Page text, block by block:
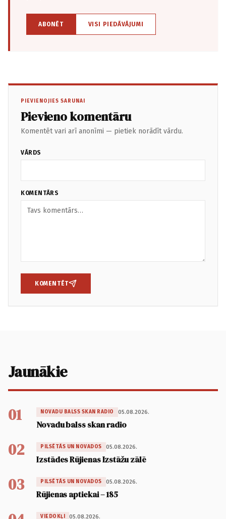
ABONĒT VISI PIEDĀVĀJUMI
PIEVIENOJIES SARUNAI
Pievieno komentāru
Komentēt vari arī anonīmi — pietiek norādīt vārdu.
VĀRDS
KOMENTĀRS
KOMENTĒT
Jaunākie
01 NOVADU BALSS SKAN RADIO 05.08.2026.
Novadu balss skan radio
02 PILSĒTĀS UN NOVADOS 05.08.2026.
Izstādes Rūjienas Izstāžu zālē
03 PILSĒTĀS UN NOVADOS 05.08.2026.
Rūjienas aptiekai – 185
VIEDOKĻI 05.08.2026.